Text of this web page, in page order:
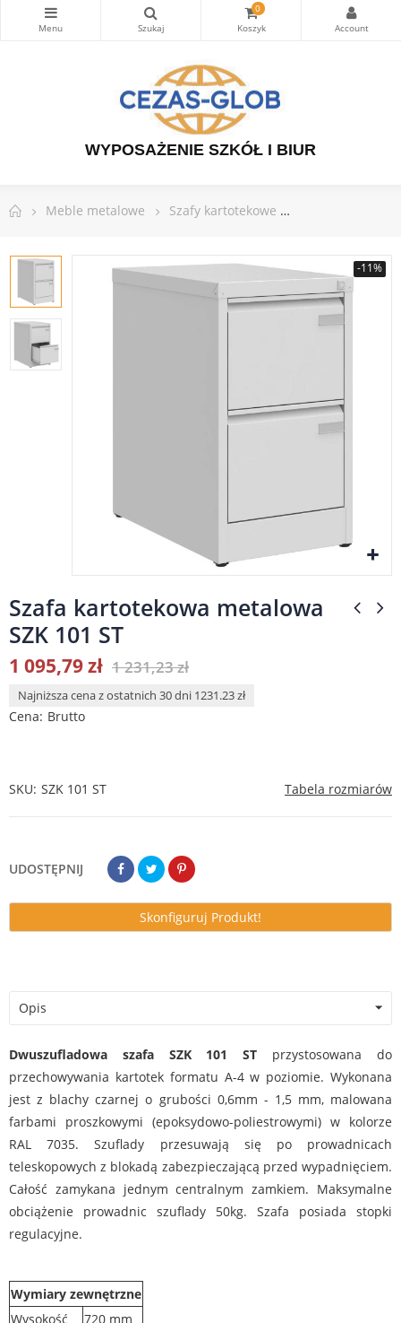
0
WYPOSAŻENIE SZKÓŁ I BIUR
Meble metalowe Szafy kartotekowe
-11%
Szafa kartotekowa metalowa
SZK 101 ST
1 095,79 zł 1 231,23 zł
Najniższa cena z ostatnich 30 dni 1231.23 zł
Cena Brutto
Tabela rozmiarów
SKU SZK 101 ST
UDOSTĘPNIJ
Skonfiguruj Produkt!
Opis
Dwuszufladowa szafa SZK 101 ST przystosowana do
przechowywania kartotek formatu A-4 w poziomie. Wykonana
jest z blachy czarnej o grubości 0,6mm - 1,5 mm, malowana
farbami proszkowymi (epoksydowo-poliestrowymi) w kolorze
RAL 7035. Szuflady przesuwają się po prowadnicach
teleskopowych z blokadą zabezpieczającą przed wypadnięciem.
Całość zamykana jednym centralnym zamkiem. Maksymalne
obciążenie prowadnic szuflady 50kg. Szafa posiada stopki
regulacyjne.
Wymiary zewnętrzne
Wysokość
720 mm